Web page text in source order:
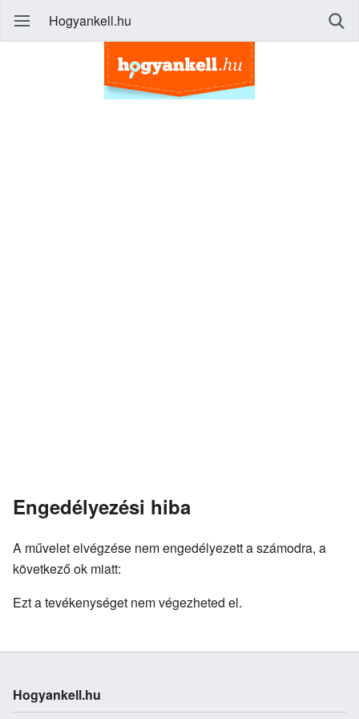
Hogyankell.hu
Engedélyezési hiba
A művelet elvégzése nem engedélyezett a számodra, a
következő ok miatt:
Ezt a tevékenységet nem végezheted el.
Hogyankell.hu